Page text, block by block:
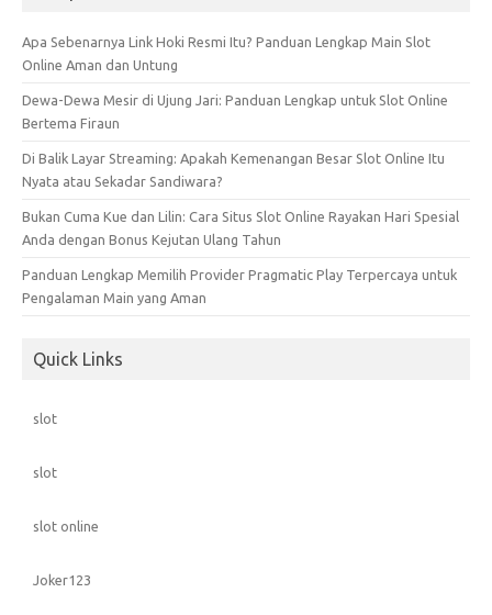
Apa Sebenarnya Link Hoki Resmi Itu? Panduan Lengkap Main Slot
Online Aman dan Untung
Dewa-Dewa Mesir di Ujung Jari: Panduan Lengkap untuk Slot Online
Bertema Firaun
Di Balik Layar Streaming: Apakah Kemenangan Besar Slot Online Itu
Nyata atau Sekadar Sandiwara?
Bukan Cuma Kue dan Lilin: Cara Situs Slot Online Rayakan Hari Spesial
Anda dengan Bonus Kejutan Ulang Tahun
Panduan Lengkap Memilih Provider Pragmatic Play Terpercaya untuk
Pengalaman Main yang Aman
Quick Links
slot
slot
slot online
Joker123